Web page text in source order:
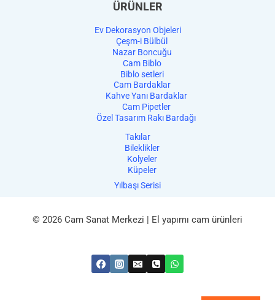
ÜRÜNLER
Ev Dekorasyon Objeleri
Çeşm-i Bülbül
Nazar Boncuğu
Cam Biblo
Biblo setleri
Cam Bardaklar
Kahve Yanı Bardaklar
Cam Pipetler
Özel Tasarım Rakı Bardağı
Takılar
Bileklikler
Kolyeler
Küpeler
Yılbaşı Serisi
© 2026 Cam Sanat Merkezi | El yapımı cam ürünleri